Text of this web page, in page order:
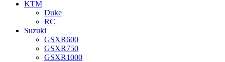
KTM
Duke
RC
Suzuki
GSXR600
GSXR750
GSXR1000